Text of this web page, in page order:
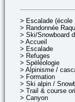
> Escalade (école
> Randonnée
> Ski/Snowboard
> Accueil
> Escalade
> Refuges
> Spéléologie
> Alpinisme /
> Formation
> Ski alpin /
> Trail & course
> Canyon